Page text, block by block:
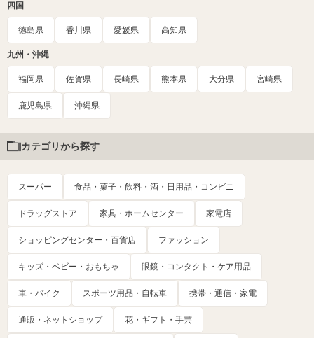
四国
徳島県 香川県 愛媛県 高知県
九州・沖縄
福岡県 佐賀県 長崎県 熊本県 大分県 宮崎県
鹿児島県 沖縄県
カテゴリから探す
スーパー 食品・菓子・飲料・酒・日用品・コンビニ
ドラッグストア 家具・ホームセンター 家電店
ショッピングセンター・百貨店 ファッション
キッズ・ベビー・おもちゃ 眼鏡・コンタクト・ケア用品
車・バイク スポーツ用品・自転車 携帯・通信・家電
通販・ネットショップ 花・ギフト・手芸